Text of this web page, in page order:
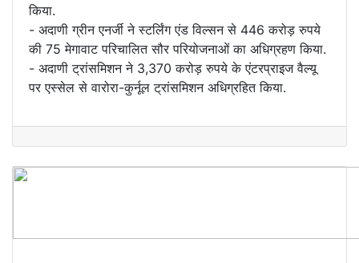
किया.
- अदाणी ग्रीन एनर्जी ने स्टर्लिंग एंड विल्सन से 446 करोड़ रुपये
की 75 मेगावाट परिचालित सौर परियोजनाओं का अधिग्रहण किया.
- अदाणी ट्रांसमिशन ने 3,370 करोड़ रुपये के एंटरप्राइज वैल्यू
पर एस्सेल से वारोरा-कुर्नूल ट्रांसमिशन अधिग्रहित किया.